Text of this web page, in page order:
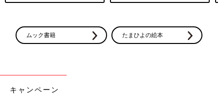
ムック書籍 たまひよの絵本
キャンペーン